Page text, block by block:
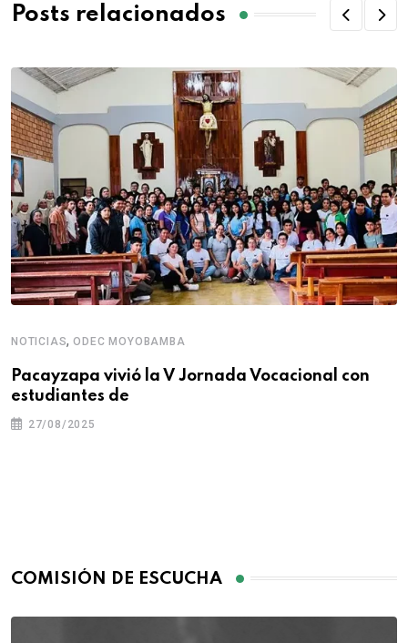
Posts relacionados
NOTICIAS,ODEC MOYOBAMBA
Pacayzapa vivió la V Jornada Vocacional con
estudiantes de
27/08/2025
COMISIÓN DE ESCUCHA